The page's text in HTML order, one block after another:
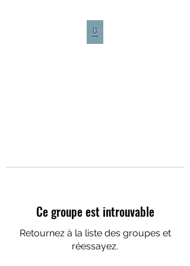
Ce groupe est introuvable
Retournez à la liste des groupes et
réessayez.